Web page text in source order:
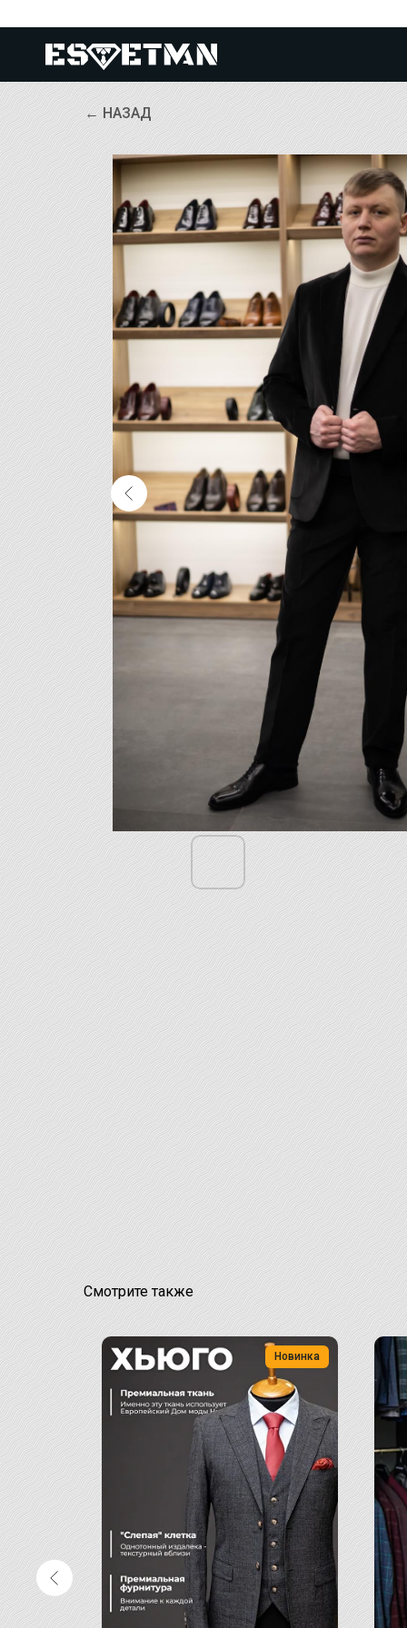
← НАЗАД
Смотрите также
Новинка